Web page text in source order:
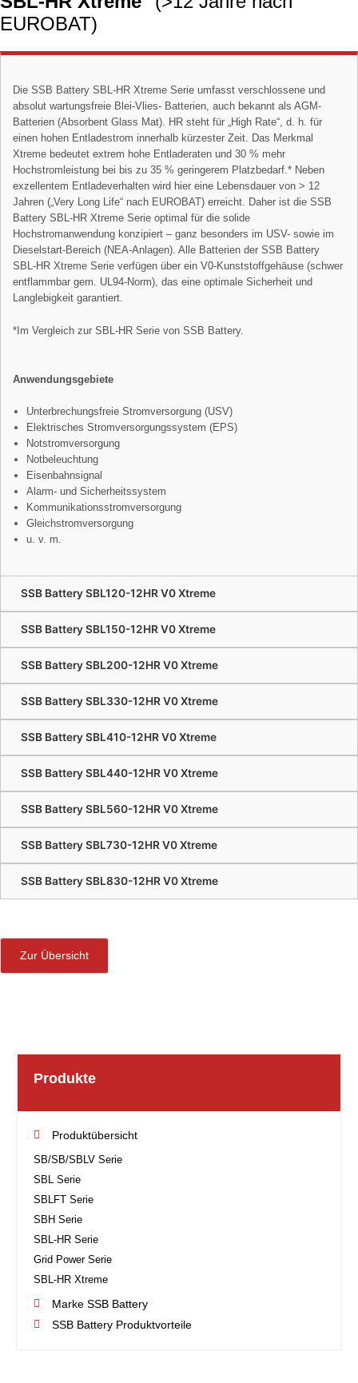
EUROBAT)
Die SSB Battery SBL-HR Xtreme Serie umfasst verschlossene und
absolut wartungsfreie Blei-Vlies- Batterien, auch bekannt als AGM-
Batterien (Absorbent Glass Mat). HR steht für „High Rate“, d. h. für
einen hohen Entladestrom innerhalb kürzester Zeit. Das Merkmal
Xtreme bedeutet extrem hohe Entladeraten und 30 % mehr
Hochstromleistung bei bis zu 35 % geringerem Platzbedarf.* Neben
exzellentem Entladeverhalten wird hier eine Lebensdauer von > 12
Jahren („Very Long Life“ nach EUROBAT) erreicht. Daher ist die SSB
Battery SBL-HR Xtreme Serie optimal für die solide
Hochstromanwendung konzipiert – ganz besonders im USV- sowie im
Dieselstart-Bereich (NEA-Anlagen). Alle Batterien der SSB Battery
SBL-HR Xtreme Serie verfügen über ein V0-Kunststoffgehäuse (schwer
entflammbar gem. UL94-Norm), das eine optimale Sicherheit und
Langlebigkeit garantiert.
*Im Vergleich zur SBL-HR Serie von SSB Battery.
Anwendungsgebiete
Unterbrechungsfreie Stromversorgung (USV)
Elektrisches Stromversorgungssystem (EPS)
Notstromversorgung
Notbeleuchtung
Eisenbahnsignal
Alarm- und Sicherheitssystem
Kommunikationsstromversorgung
Gleichstromversorgung
u. v. m.
SSB Battery SBL120-12HR V0 Xtreme
SSB Battery SBL150-12HR V0 Xtreme
SSB Battery SBL200-12HR V0 Xtreme
SSB Battery SBL330-12HR V0 Xtreme
SSB Battery SBL410-12HR V0 Xtreme
SSB Battery SBL440-12HR V0 Xtreme
SSB Battery SBL560-12HR V0 Xtreme
SSB Battery SBL730-12HR V0 Xtreme
SSB Battery SBL830-12HR V0 Xtreme
Zur Übersicht
Produkte
Produktübersicht
SB/SB/SBLV Serie
SBL Serie
SBLFT Serie
SBH Serie
SBL-HR Serie
Grid Power Serie
SBL-HR Xtreme
Marke SSB Battery
SSB Battery Produktvorteile